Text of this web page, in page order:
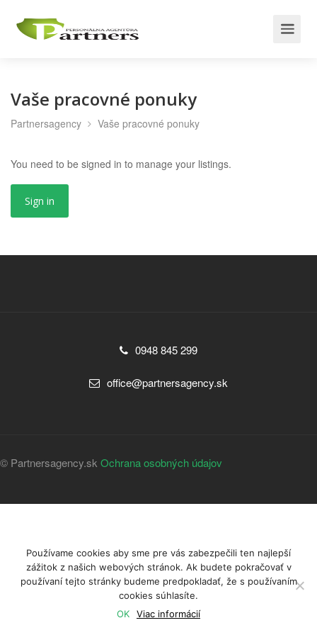
Vaše pracovné ponuky
Partnersagency Vaše pracovné ponuky
You need to be signed in to manage your listings.
Sign in
0948 845 299
office@partnersagency.sk
© Partnersagency.sk Ochrana osobných údajov
Používame cookies aby sme pre vás zabezpečili ten najlepší
zážitok z našich webových stránok. Ak budete pokračovať v
používaní tejto stránky budeme predpokladať, že s používaním
cookies súhlasíte.
OK
Viac informácií